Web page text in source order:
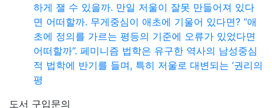
하게 잴 수 있을까. 만일 저울이 잘못 만들어져 있다
면 어떠할까. 무게중심이 애초에 기울어 있다면? “애
초에 정의를 가르는 평등의 기준에 오류가 있었다면
어떠할까”. 페미니즘 법학은 유구한 역사의 남성중심
적 법학에 반기를 들며, 특히 저울로 대변되는 ‘권리의
평
도서 구입문의